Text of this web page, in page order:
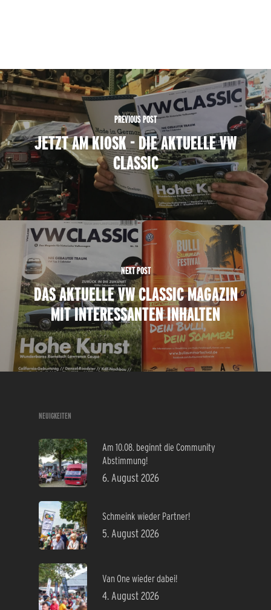
PREVIOUS POST
JETZT AM KIOSK - DIE AKTUELLE VW
CLASSIC
NEXT POST
DAS AKTUELLE VW CLASSIC MAGAZIN
MIT INTERESSANTEN INHALTEN
NEUIGKEITEN
Am 10.08. beginnt die Community
Abstimmung!
6. August 2026
Schmeink wieder Partner!
5. August 2026
Van One wieder dabei!
4. August 2026